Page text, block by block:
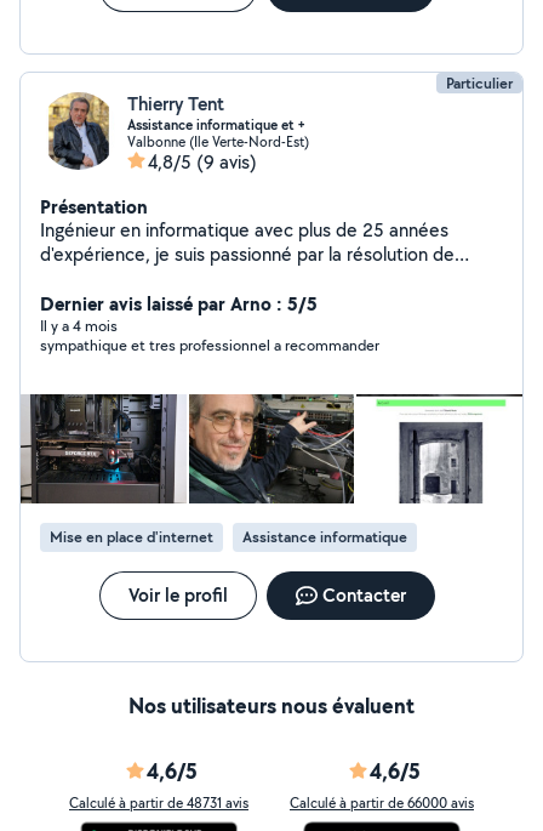
PIVOT) Orthographe, syntaxe, mise en forme,
RESERVE DE L'ARMEE DE L'AIR
Particulier
Thierry Tent
Assistance informatique et +
Valbonne (Ile Verte-Nord-Est)
4,8/5 (9 avis)
Présentation
Ingénieur en informatique avec plus de 25 années
d'expérience, je suis passionné par la résolution de
mes compétences à votre service sur AlloVoisins. Que
vous ayez besoin d'un dépannage informatique rapide,
d'une installation de matériel, de conseils personnalisés
accompagner. Mes services : - Dépannage informatique
(PC, Mac, smartphones, tablettes) - Installation et
configuration de matériel (ordinateurs, imprimantes,
réseaux) - Conseils personnalisés (choix de matériel,
logiciels, sécurité informatique) - Création et
maintenance de sites web (WordPress, Joomla, Wix) -
Formation à l'utilisation d'outils informatiques Et bien
d'autres services, n'hésitez pas à me contacter. Je suis
disponible, réactif et à l'écoute de vos besoins. Mon
objectif est de vous apporter des solutions efficaces et
Dernier avis laissé par Arno : 5/5
Il y a 4 mois
sympathique et tres professionnel a recommander
Mise en place d'internet Assistance informatique
Voir le profil Contacter
Nos utilisateurs nous évaluent
4,6/5
Calculé à partir de 48731 avis
4,6/5
Calculé à partir de 66000 avis